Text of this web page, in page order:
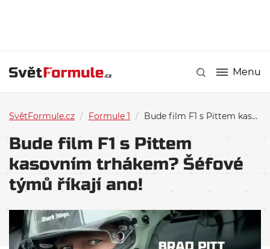
Menu
SvětFormule.cz / Formule 1 / Bude film F1 s Pittem kasovním trhákem? Šéfové týmů říkají ano!
Bude film F1 s Pittem
kasovním trhákem? Šéfové
týmů říkají ano!